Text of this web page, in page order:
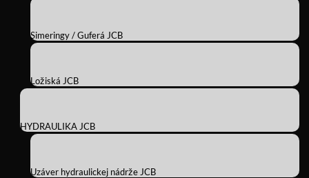
Simeringy / Guferá JCB
Ložiská JCB
HYDRAULIKA JCB
Uzáver hydraulickej nádrže JCB